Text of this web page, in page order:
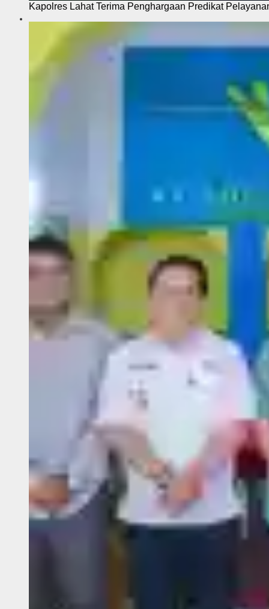
Kapolres Lahat Terima Penghargaan Predikat